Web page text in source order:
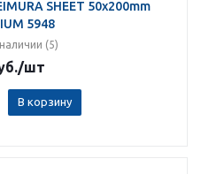
SHEET 50x200mm
5948
(5)
/шт
В корзину